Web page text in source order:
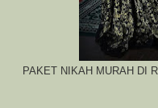
PAKET NIKAH MURAH DI